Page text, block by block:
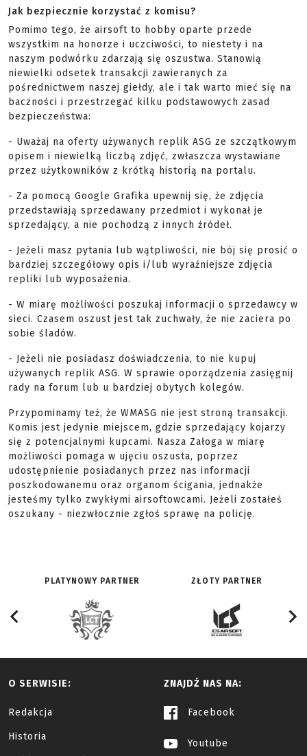
Jak bezpiecznie korzystać z komisu?
Pomimo tego, że airsoft to hobby oparte przede
wszystkim na honorze i uczciwości, to niestety i na
naszym podwórku zdarzają się oszustwa. Stanowią
niewielki odsetek transakcji zawieranych za
pośrednictwem naszej giełdy, ale i tak warto mieć się na
baczności i przestrzegać kilku podstawowych zasad
bezpieczeństwa:
- Uważaj na oferty używanych replik ASG ze szczątkowym
opisem i niewielką liczbą zdjęć, zwłaszcza wystawiane
przez użytkowników z krótką historią na portalu.
- Za pomocą Google Grafika upewnij się, że zdjęcia
przedstawiają sprzedawany przedmiot i wykonał je
sprzedający, a nie pochodzą z innych źródeł.
- Jeżeli masz pytania lub wątpliwości, nie bój się prosić o
bardziej szczegółowy opis i/lub wyraźniejsze zdjęcia
repliki lub wyposażenia.
- W miarę możliwości poszukaj informacji o sprzedawcy w
sieci. Czasem oszust jest tak zuchwały, że nie zaciera po
sobie śladów.
- Jeżeli nie posiadasz doświadczenia, to nie kupuj
używanych replik ASG. W sprawie oporządzenia zasięgnij
rady na forum lub u bardziej obytych kolegów.
Przypominamy też, że WMASG nie jest stroną transakcji.
Komis jest jedynie miejscem, gdzie sprzedający kojarzy
się z potencjalnymi kupcami. Nasza Załoga w miarę
możliwości pomaga w ujęciu oszusta, poprzez
udostępnienie posiadanych przez nas informacji
poszkodowanemu oraz organom ścigania, jednakże
jesteśmy tylko zwykłymi airsoftowcami. Jeżeli zostałeś
oszukany - niezwłocznie zgłoś sprawę na policję.
PLATYNOWY PARTNER ZŁOTY PARTNER
O SERWISIE:
Redakcja
Historia
ZNAJDŹ NAS NA:
Facebook
Youtube